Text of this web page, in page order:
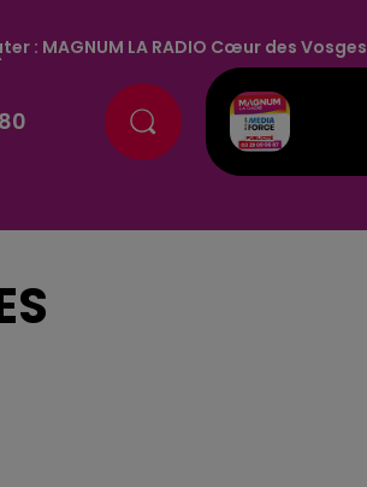
: MAGNUM LA RADIO Cœur des Vosges